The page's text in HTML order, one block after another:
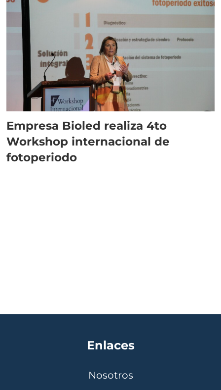
Empresa Bioled realiza 4to
Workshop internacional de
fotoperiodo
Enlaces
Nosotros